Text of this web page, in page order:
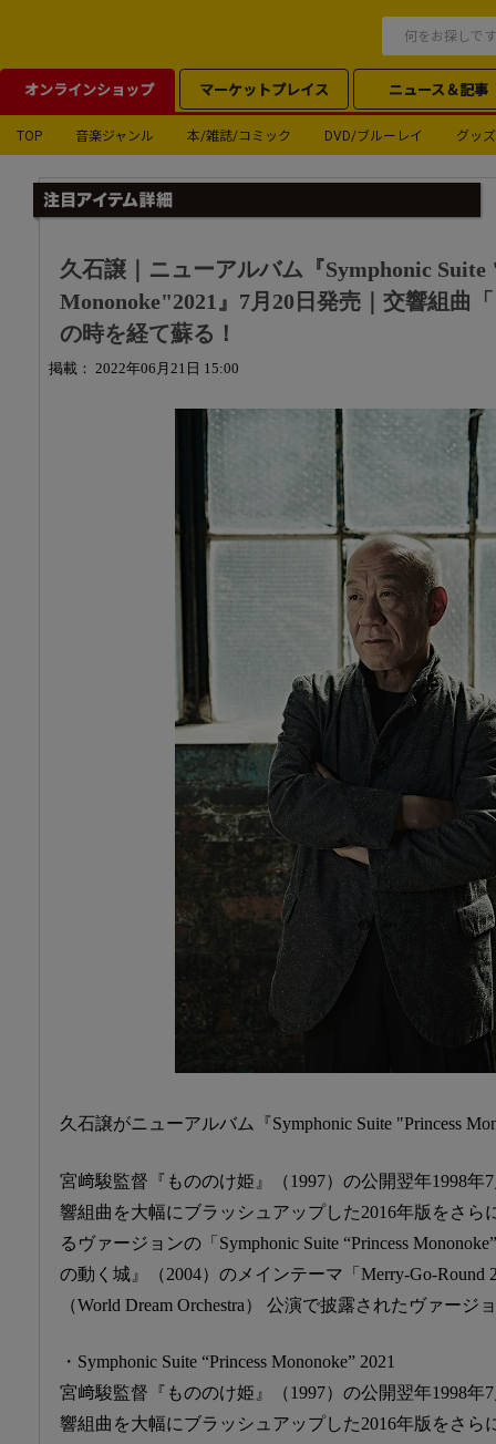
オンラインショップ マーケットプレイス ニュース＆記事
TOP 音楽ジャンル 本/雑誌/コミック DVD/ブルーレイ グッズ
久石譲｜ニューアルバム『Symphonic Suite
Mononoke"2021』7月20日発売｜交響組曲
の時を経て蘇る！
掲載： 2022年06月21日 15:00
久石譲がニューアルバム『Symphonic Suite "Princess
宮﨑駿監督『もののけ姫』（1997）の公開翌年1998年
響組曲を大幅にブラッシュアップした2016年版をさら
るヴァージョンの「Symphonic Suite “Princess
の動く城』（2004）のメインテーマ「Merry-Go-Round
（World Dream Orchestra） 公演で披露されたヴァージ
・Symphonic Suite “Princess Mononoke” 2021
宮﨑駿監督『もののけ姫』（1997）の公開翌年1998年
響組曲を大幅にブラッシュアップした2016年版をさら